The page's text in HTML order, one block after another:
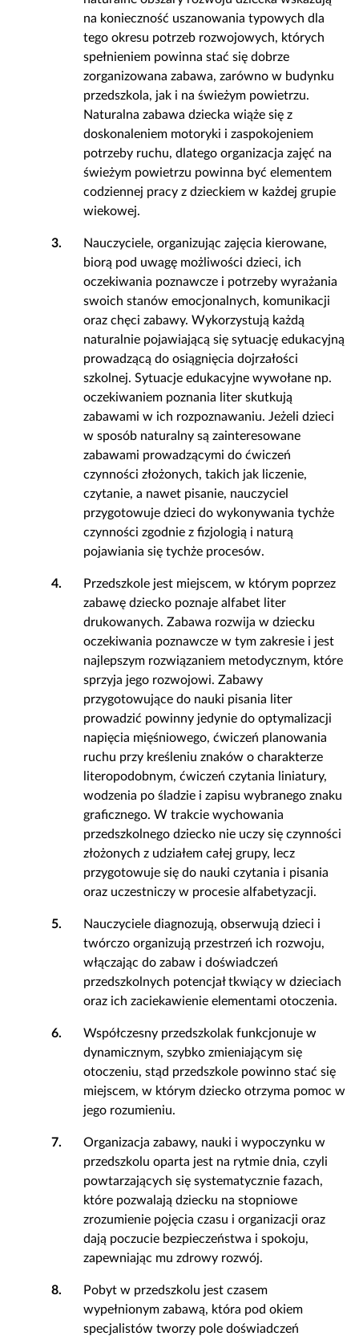
na konieczność uszanowania typowych dla
tego okresu potrzeb rozwojowych, których
spełnieniem powinna stać się dobrze
zorganizowana zabawa, zarówno w budynku
przedszkola, jak i na świeżym powietrzu.
Naturalna zabawa dziecka wiąże się z
doskonaleniem motoryki i zaspokojeniem
potrzeby ruchu, dlatego organizacja zajęć na
świeżym powietrzu powinna być elementem
codziennej pracy z dzieckiem w każdej grupie
wiekowej.
3.
Nauczyciele, organizując zajęcia kierowane,
biorą pod uwagę możliwości dzieci, ich
oczekiwania poznawcze i potrzeby wyrażania
swoich stanów emocjonalnych, komunikacji
oraz chęci zabawy. Wykorzystują każdą
naturalnie pojawiającą się sytuację edukacyjną
prowadzącą do osiągnięcia dojrzałości
szkolnej. Sytuacje edukacyjne wywołane np.
oczekiwaniem poznania liter skutkują
zabawami w ich rozpoznawaniu. Jeżeli dzieci
w sposób naturalny są zainteresowane
zabawami prowadzącymi do ćwiczeń
czynności złożonych, takich jak liczenie,
czytanie, a nawet pisanie, nauczyciel
przygotowuje dzieci do wykonywania tychże
czynności zgodnie z fizjologią i naturą
pojawiania się tychże procesów.
4.
Przedszkole jest miejscem, w którym poprzez
zabawę dziecko poznaje alfabet liter
drukowanych. Zabawa rozwija w dziecku
oczekiwania poznawcze w tym zakresie i jest
najlepszym rozwiązaniem metodycznym, które
sprzyja jego rozwojowi. Zabawy
przygotowujące do nauki pisania liter
prowadzić powinny jedynie do optymalizacji
napięcia mięśniowego, ćwiczeń planowania
ruchu przy kreśleniu znaków o charakterze
literopodobnym, ćwiczeń czytania liniatury,
wodzenia po śladzie i zapisu wybranego znaku
graficznego. W trakcie wychowania
przedszkolnego dziecko nie uczy się czynności
złożonych z udziałem całej grupy, lecz
przygotowuje się do nauki czytania i pisania
oraz uczestniczy w procesie alfabetyzacji.
5.
Nauczyciele diagnozują, obserwują dzieci i
twórczo organizują przestrzeń ich rozwoju,
włączając do zabaw i doświadczeń
przedszkolnych potencjał tkwiący w dzieciach
oraz ich zaciekawienie elementami otoczenia.
6.
Współczesny przedszkolak funkcjonuje w
dynamicznym, szybko zmieniającym się
otoczeniu, stąd przedszkole powinno stać się
miejscem, w którym dziecko otrzyma pomoc w
jego rozumieniu.
7.
Organizacja zabawy, nauki i wypoczynku w
przedszkolu oparta jest na rytmie dnia, czyli
powtarzających się systematycznie fazach,
które pozwalają dziecku na stopniowe
zrozumienie pojęcia czasu i organizacji oraz
dają poczucie bezpieczeństwa i spokoju,
zapewniając mu zdrowy rozwój.
8.
Pobyt w przedszkolu jest czasem
wypełnionym zabawą, która pod okiem
specjalistów tworzy pole doświadczeń